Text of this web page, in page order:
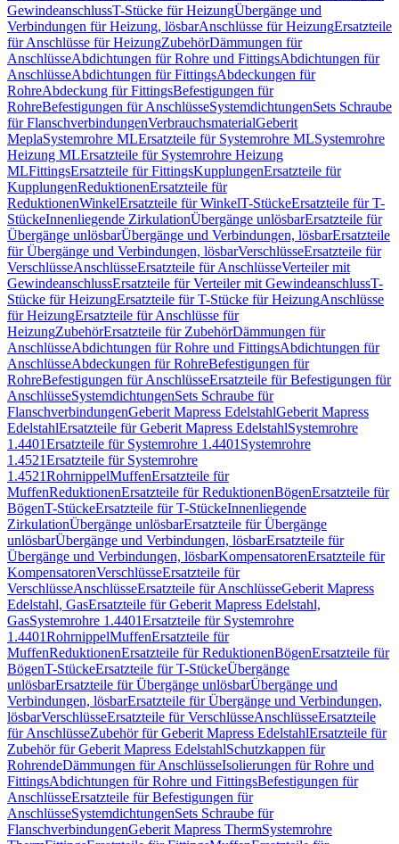
GewindeanschlussT-Stücke für HeizungÜbergänge und
Verbindungen für Heizung, lösbarAnschlüsse für HeizungErsatzteile
für Anschlüsse für HeizungZubehörDämmungen für
AnschlüsseAbdichtungen für Rohre und FittingsAbdichtungen für
AnschlüsseAbdichtungen für FittingsAbdeckungen für
RohreAbdeckung für FittingsBefestigungen für
RohreBefestigungen für AnschlüsseSystemdichtungenSets Schraube
für FlanschverbindungenVerbrauchsmaterialGeberit
MeplaSystemrohre MLErsatzteile für Systemrohre MLSystemrohre
Heizung MLErsatzteile für Systemrohre Heizung
MLFittingsErsatzteile für FittingsKupplungenErsatzteile für
KupplungenReduktionenErsatzteile für
ReduktionenWinkelErsatzteile für WinkelT-StückeErsatzteile für T-
StückeInnenliegende ZirkulationÜbergänge unlösbarErsatzteile für
Übergänge unlösbarÜbergänge und Verbindungen, lösbarErsatzteile
für Übergänge und Verbindungen, lösbarVerschlüsseErsatzteile für
VerschlüsseAnschlüsseErsatzteile für AnschlüsseVerteiler mit
GewindeanschlussErsatzteile für Verteiler mit GewindeanschlussT-
Stücke für HeizungErsatzteile für T-Stücke für HeizungAnschlüsse
für HeizungErsatzteile für Anschlüsse für
HeizungZubehörErsatzteile für ZubehörDämmungen für
AnschlüsseAbdichtungen für Rohre und FittingsAbdichtungen für
AnschlüsseAbdeckungen für RohreBefestigungen für
RohreBefestigungen für AnschlüsseErsatzteile für Befestigungen für
AnschlüsseSystemdichtungenSets Schraube für
FlanschverbindungenGeberit Mapress EdelstahlGeberit Mapress
EdelstahlErsatzteile für Geberit Mapress EdelstahlSystemrohre
1.4401Ersatzteile für Systemrohre 1.4401 Systemrohre
1.4521Ersatzteile für Systemrohre
1.4521RohrnippelMuffenErsatzteile für
MuffenReduktionenErsatzteile für ReduktionenBögenErsatzteile für
BögenT-StückeErsatzteile für T-StückeInnenliegende
ZirkulationÜbergänge unlösbarErsatzteile für Übergänge
unlösbarÜbergänge und Verbindungen, lösbarErsatzteile für
Übergänge und Verbindungen, lösbarKompensatorenErsatzteile für
KompensatorenVerschlüsseErsatzteile für
VerschlüsseAnschlüsseErsatzteile für AnschlüsseGeberit Mapress
Edelstahl, GasErsatzteile für Geberit Mapress Edelstahl,
GasSystemrohre 1.4401Ersatzteile für Systemrohre
1.4401RohrnippelMuffenErsatzteile für
MuffenReduktionenErsatzteile für ReduktionenBögenErsatzteile für
BögenT-StückeErsatzteile für T-StückeÜbergänge
unlösbarErsatzteile für Übergänge unlösbarÜbergänge und
Verbindungen, lösbarErsatzteile für Übergänge und Verbindungen,
lösbarVerschlüsseErsatzteile für VerschlüsseAnschlüsseErsatzteile
für AnschlüsseZubehör für Geberit Mapress EdelstahlErsatzteile für
Zubehör für Geberit Mapress EdelstahlSchutzkappen für
RohrendeDämmungen für AnschlüsseIsolierungen für Rohre und
FittingsAbdichtungen für Rohre und FittingsBefestigungen für
AnschlüsseErsatzteile für Befestigungen für
AnschlüsseSystemdichtungenSets Schraube für
FlanschverbindungenGeberit Mapress ThermSystemrohre